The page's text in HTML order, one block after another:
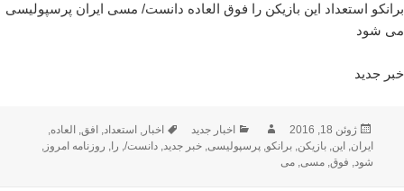
برانکو استعداد این بازیکن را فوق العاده دانست/ مسی ایران پرسپولیسی
می شود
خبر جدید
ارسال
شده
در
ژوئن 18, 2016 نویسندهدسته‌ها
اخبار جدید برچسب‌ها
اخبار, استعداد, افق, العاده,
ایران, این,بازیکن,برانکو,پرسپولیسی,خبر جدید,دانست/, را, روزنامه امروز,
شود, فوق,مسی,می